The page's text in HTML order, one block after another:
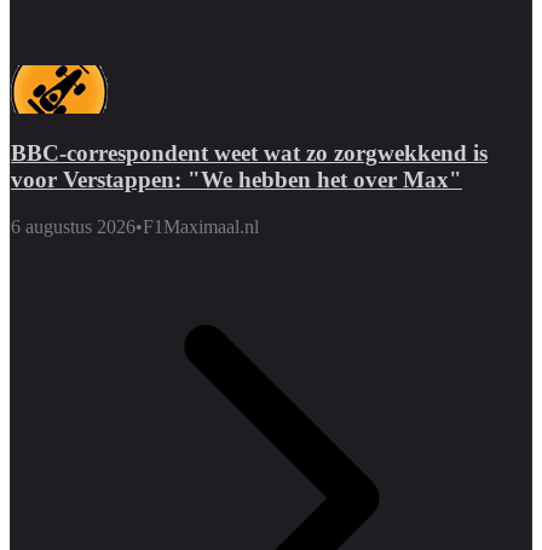
BBC-correspondent weet wat zo zorgwekkend is
voor Verstappen: "We hebben het over Max"
6 augustus 2026•F1Maximaal.nl